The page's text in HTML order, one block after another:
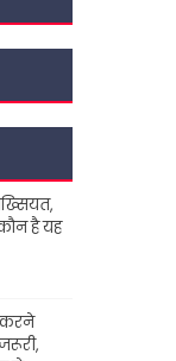
है यह
करने